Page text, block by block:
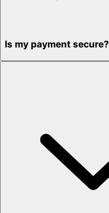
Is my payment secure?